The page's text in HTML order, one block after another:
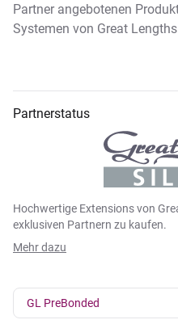
Partner angebotenen
Systemen von Great
Partnerstatus
Hochwertige Extensions von
exklusiven Partnern zu kaufen.
Mehr dazu
GL PreBonded